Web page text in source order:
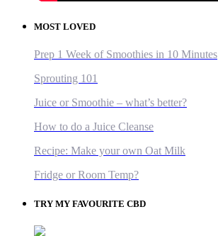
MOST LOVED
Prep 1 Week of Smoothies in 10 Minutes
Sprouting 101
Juice or Smoothie – what’s better?
How to do a Juice Cleanse
Recipe: Make your own Oat Milk
Fridge or Room Temp?
TRY MY FAVOURITE CBD